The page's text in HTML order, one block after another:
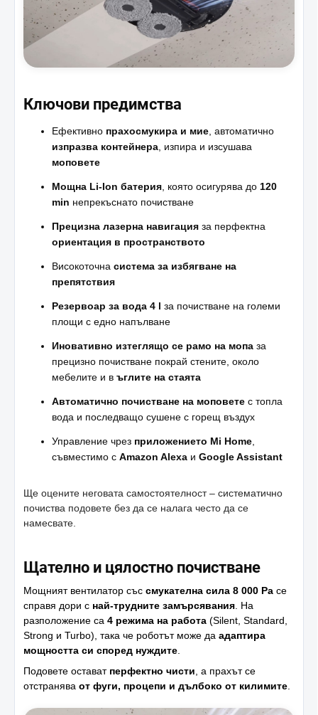
Ключови предимства
Ефективно прахосмукира и мие , автоматично
изпразва контейнера , изпира и изсушава
моповете
Мощна Li-Ion батерия , която осигурява до 120
min непрекъснато почистване
Прецизна лазерна навигация за перфектна
ориентация в пространството
Високоточна система за избягване на
препятствия
Резервоар за вода 4 l за почистване на големи
площи с едно напълване
Иновативно изтеглящо се рамо на мопа за
прецизно почистване покрай стените, около
мебелите и в ъглите на стаята
Автоматично почистване на моповете с топла
вода и последващо сушене с горещ въздух
Управление чрез приложението Mi Home
съвместимо с Amazon Alexa и Google Assistant
Ще оцените неговата самостоятелност – систематично
почиства подовете без да се налага често да се
намесвате.
Щателно и цялостно почистване
Мощният вентилатор със смукателна сила 8 000 Pa се
справя дори с най-трудните замърсявания . На
разположение са 4 режима на работа (Silent, Standard,
Strong и Turbo), така че роботът може да адаптира
мощността си според нуждите
Подовете остават перфектно чисти , а прахът се
отстранява от фуги, процепи и дълбоко от килимите